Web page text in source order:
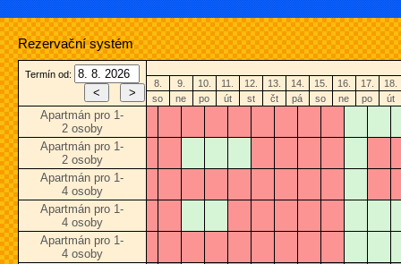
Rezervační systém
Termín od:
8.
9. 10. 11. 12. 13. 14. 15. 16. 17.
18.
so
ne po út st čt pá so ne po út
Apartmán pro 1-
2 osoby
Apartmán pro 1-
2 osoby
Apartmán pro 1-
4 osoby
Apartmán pro 1-
4 osoby
Apartmán pro 1-
4 osoby